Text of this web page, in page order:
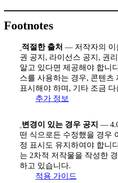
Footnotes
적절한 출처 — 저작자의 이
권 공지, 라이선스 공지, 권
알고 있다면 제공해야 합니
스를 사용하는 경우, 콘텐츠
표시해야 하며, 기타 조금
추가 정보
변경이 있는 경우 공지 —
떤 식으로든 수정했을 경우
정 표시도 유지하여야 합니
는 2차적 저작물을 작성한
하고 있습니다.
적용 가이드